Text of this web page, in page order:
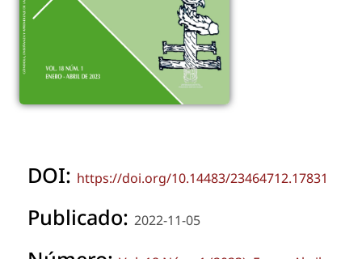
DOI: https://doi.org/10.14483/23464712.17831
Publicado: 2022-11-05